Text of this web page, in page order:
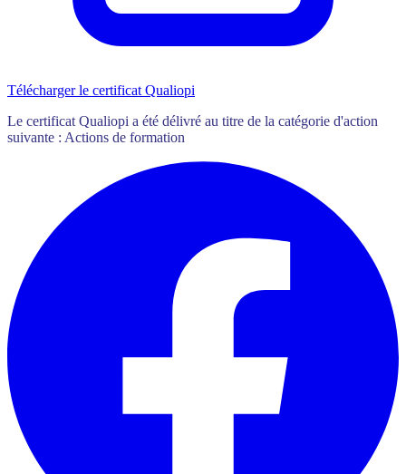
Télécharger le certificat Qualiopi
Le certificat Qualiopi a été délivré au titre de la catégorie d'action
suivante : Actions de formation